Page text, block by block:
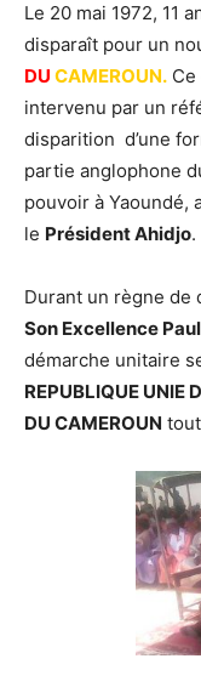
Le 20 mai 1972, 11
disparaît pour un
DU CAMEROUN.
intervenu par un
disparition d’une
partie anglophone
pouvoir à Yaoundé,
le Président Ahidjo.
Durant un règne de
Son Excellence
démarche unitaire
REPUBLIQUE UNIE
DU CAMEROUN